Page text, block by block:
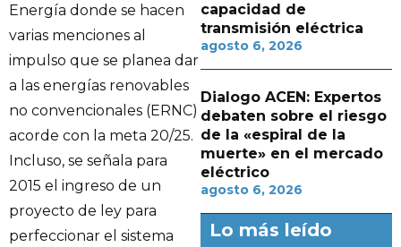
Energía donde se hacen
varias menciones al
impulso que se planea dar
a las energías renovables
no convencionales (ERNC)
acorde con la meta 20/25.
Incluso, se señala para
2015 el ingreso de un
proyecto de ley para
perfeccionar el sistema
capacidad de
transmisión eléctrica
agosto 6, 2026
Dialogo ACEN: Expertos
debaten sobre el riesgo
de la «espiral de la
muerte» en el mercado
eléctrico
agosto 6, 2026
Lo más leído